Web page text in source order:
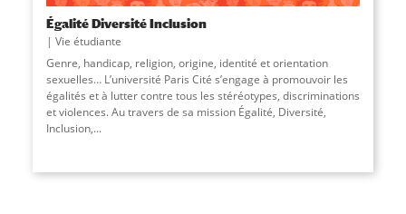
Égalité Diversité Inclusion
Vie étudiante
Genre, handicap, religion, origine, identité et orientation
sexuelles… L’université Paris Cité s’engage à promouvoir les
égalités et à lutter contre tous les stéréotypes, discriminations
et violences. Au travers de sa mission Égalité, Diversité,
Inclusion,...